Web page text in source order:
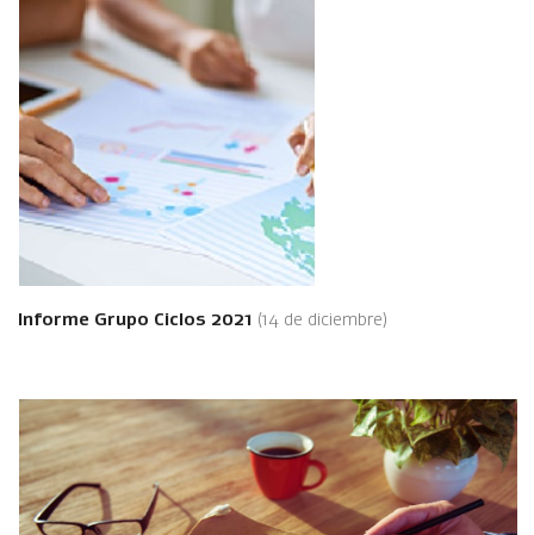
Informe Grupo Ciclos 2021 (14 de diciembre)